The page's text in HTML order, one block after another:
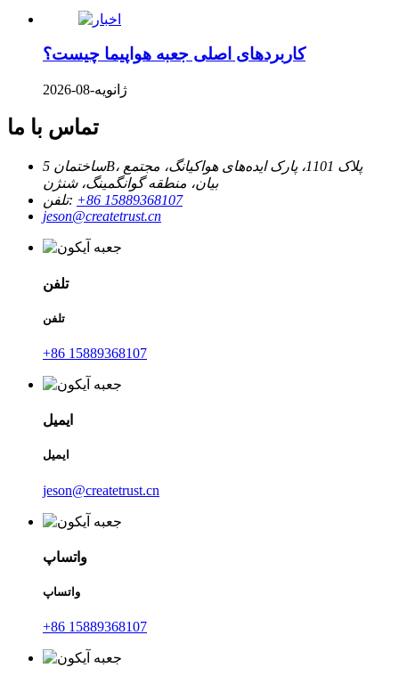
کاربردهای اصلی جعبه هواپیما چیست؟
ژانویه-08-2026
تماس با ما
ساختمان 5B، پلاک 1101، پارک ایده‌های هواکیانگ، مجتمع
بیان، منطقه گوانگمینگ، شنژن
تلفن: ‎+86 15889368107‎
jeson@createtrust.cn
تلفن
تلفن
‎+86 15889368107‎
ایمیل
ایمیل
jeson@createtrust.cn
واتساپ
واتساپ
‎+86 15889368107‎